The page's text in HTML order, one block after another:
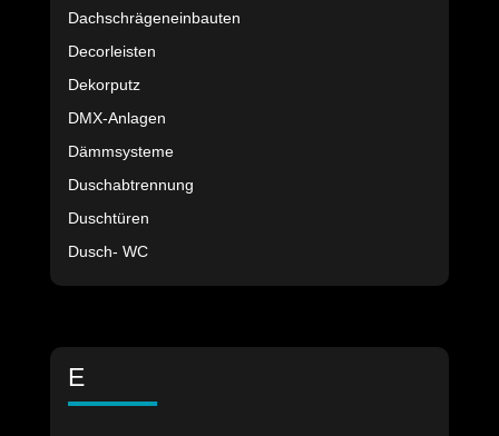
Dachschrägeneinbauten
Decorleisten
Dekorputz
DMX-Anlagen
Dämmsysteme
Duschabtrennung
Duschtüren
Dusch- WC
E